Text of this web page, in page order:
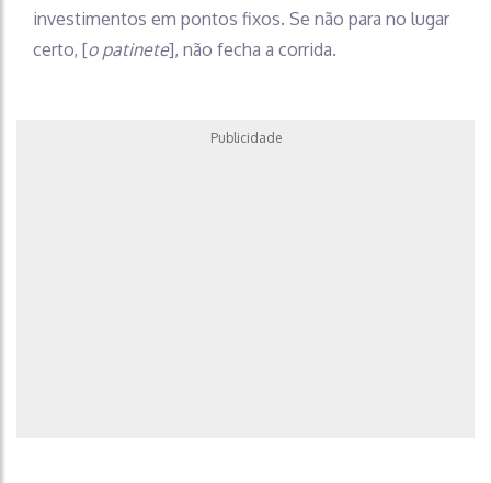
investimentos em pontos fixos. Se não para no lugar
certo, [o patinete], não fecha a corrida.
Publicidade